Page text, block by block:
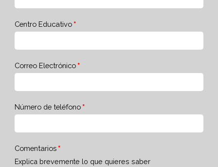
Centro Educativo
Correo Electrónico
Número de teléfono
Comentarios
Explica brevemente lo que quieres saber